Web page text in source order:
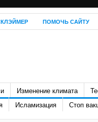
ПОМОЧЬ САЙТУ
Изменение климата
Исламизация Стоп